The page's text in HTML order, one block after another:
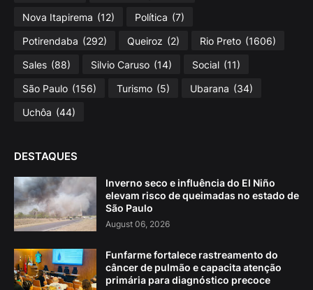
Nova Itapirema (12) Política (7)
Potirendaba (292) Queiroz (2) Rio Preto (1606)
Sales (88) Silvio Caruso (14) Social (11)
São Paulo (156) Turismo (5) Ubarana (34)
Uchôa (44)
DESTAQUES
Inverno seco e influência do El Niño
elevam risco de queimadas no estado de
São Paulo
August 06, 2026
Funfarme fortalece rastreamento do
câncer de pulmão e capacita atenção
primária para diagnóstico precoce